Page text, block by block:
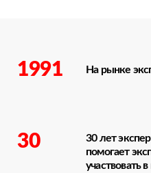
1991 На рынке
30
30 лет
помогает
участвовать